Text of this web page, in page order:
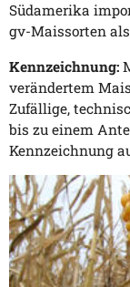
Südamerika
gv-Maissorten
Kennzeichnung:
verändertem
Zufällige,
bis zu einem
Kennzeichnung